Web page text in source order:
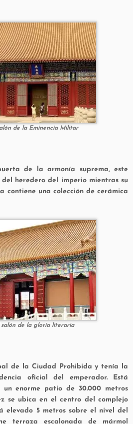
de la Eminencia Militar
de la armonía suprema, este
heredero del imperio mientras su
contiene una colección de cerámica
de la gloria literaria
de la Ciudad Prohibida y tenía la
oficial del emperador. Está
enorme patio de 30.000 metros
se ubica en el centro del complejo
elevado 5 metros sobre el nivel del
terraza escalonada de mármol